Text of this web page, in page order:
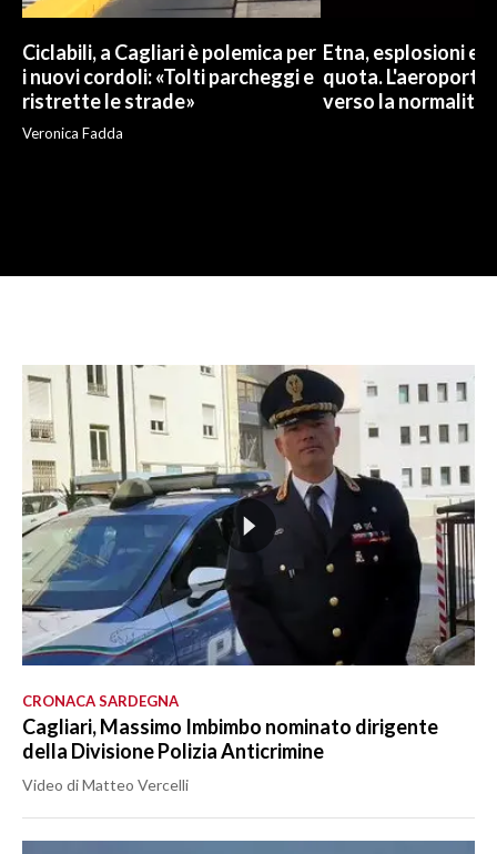
Ciclabili, a Cagliari è polemica per
i nuovi cordoli: «Tolti parcheggi e
ristrette le strade»
Veronica Fadda
Etna, esplosioni e
quota. L'aeroporto
verso la normalità
CRONACA SARDEGNA
Cagliari, Massimo Imbimbo nominato dirigente
della Divisione Polizia Anticrimine
Video di Matteo Vercelli